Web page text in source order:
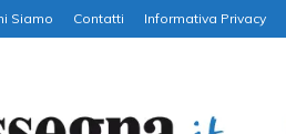
Siamo Contatti Informativa Privacy